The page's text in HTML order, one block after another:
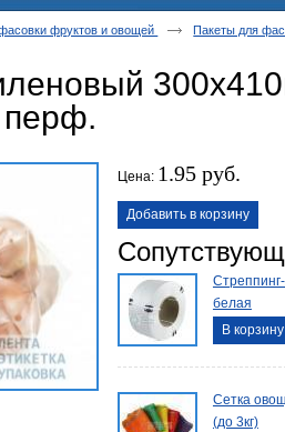
фруктов и овощей Пакеты для
перф.
Цена: 1.95 руб.
Добавить в корзину
белая
В корзину
Сетка
(до 3кг)